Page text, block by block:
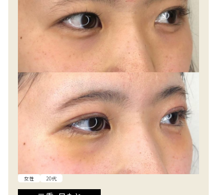
女性 20代